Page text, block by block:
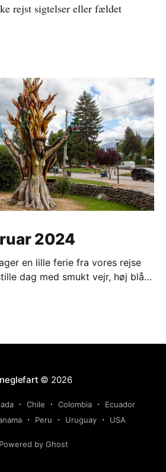
rejst sigtelser eller fældet
2024
dag med smukt vejr, høj blå
© 2026
Chile Colombia
Ecuador
Peru Uruguay USA
Powered by Ghost